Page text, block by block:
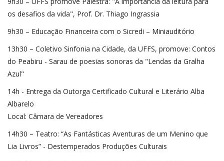
os desafios da vida", Prof. Dr. Thiago Ingrassia
9h30 – Educação Financeira com o Sicredi – Miniauditório
13h30 – Coletivo Sinfonia na Cidade, da UFFS, promove: Contos
do Peabiru - Sarau de poesias sonoras da "Lendas da Gralha
Azul"
14h - Entrega da Outorga Certificado Cultural e Literário Alba
Albarelo
Local: Câmara de Vereadores
14h30 – Teatro: “As Fantásticas Aventuras de um Menino que
Lia Livros” - Destemperados Produções Culturais